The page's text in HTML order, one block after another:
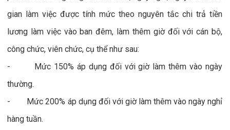
gian làm việc được tính mức theo nguyên tắc chi trả tiền
lương làm việc vào ban đêm, làm thêm giờ đối với cán bộ,
công chức, viên chức, cụ thể như sau:
- Mức 150% áp dụng đối với giờ làm thêm vào ngày
thường.
- Mức 200% áp dụng đối với giờ làm thêm vào ngày nghỉ
hàng tuần.